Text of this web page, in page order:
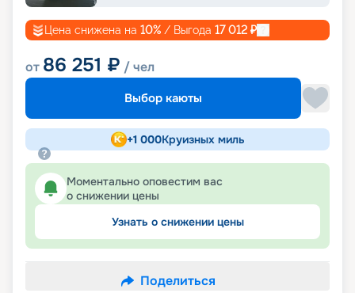
Цена снижена на 10% / Выгода 17 012 ₽
от 86 251 ₽ / чел
Выбор каюты
+1 000Круизных миль
Моментально оповестим вас
о снижении цены
Узнать о снижении цены
Поделиться